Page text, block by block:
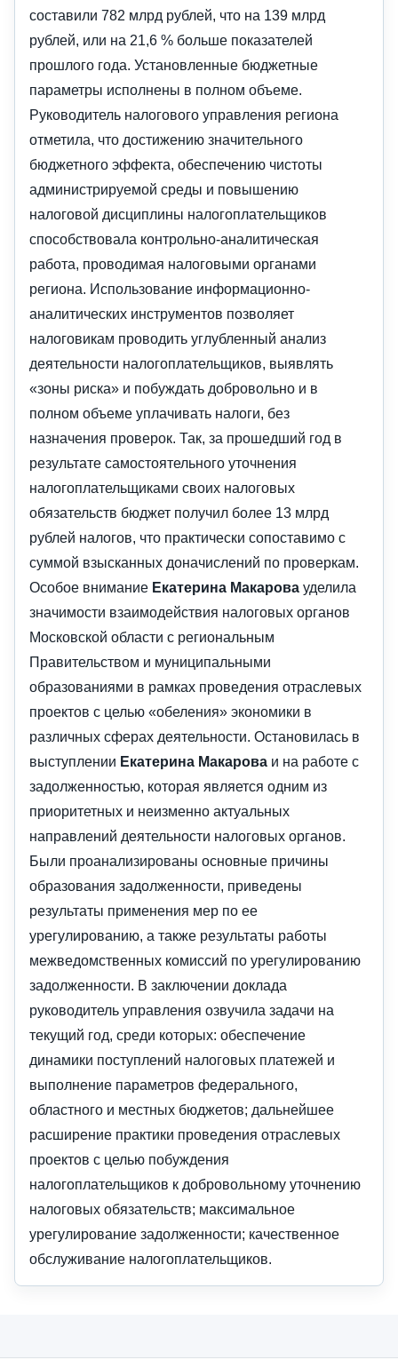
составили 782 млрд рублей, что на 139 млрд
рублей, или на 21,6 % больше показателей
прошлого года. Установленные бюджетные
параметры исполнены в полном объеме.
Руководитель налогового управления региона
отметила, что достижению значительного
бюджетного эффекта, обеспечению чистоты
администрируемой среды и повышению
налоговой дисциплины налогоплательщиков
способствовала контрольно-аналитическая
работа, проводимая налоговыми органами
региона. Использование информационно-
аналитических инструментов позволяет
налоговикам проводить углубленный анализ
деятельности налогоплательщиков, выявлять
«зоны риска» и побуждать добровольно и в
полном объеме уплачивать налоги, без
назначения проверок. Так, за прошедший год в
результате самостоятельного уточнения
налогоплательщиками своих налоговых
обязательств бюджет получил более 13 млрд
рублей налогов, что практически сопоставимо с
суммой взысканных доначислений по проверкам.
Особое внимание Екатерина Макарова уделила
значимости взаимодействия налоговых органов
Московской области с региональным
Правительством и муниципальными
образованиями в рамках проведения отраслевых
проектов с целью «обеления» экономики в
различных сферах деятельности. Остановилась в
выступлении Екатерина Макарова и на работе с
задолженностью, которая является одним из
приоритетных и неизменно актуальных
направлений деятельности налоговых органов.
Были проанализированы основные причины
образования задолженности, приведены
результаты применения мер по ее
урегулированию, а также результаты работы
межведомственных комиссий по урегулированию
задолженности. В заключении доклада
руководитель управления озвучила задачи на
текущий год, среди которых: обеспечение
динамики поступлений налоговых платежей и
выполнение параметров федерального,
областного и местных бюджетов; дальнейшее
расширение практики проведения отраслевых
проектов с целью побуждения
налогоплательщиков к добровольному уточнению
налоговых обязательств; максимальное
урегулирование задолженности; качественное
обслуживание налогоплательщиков.